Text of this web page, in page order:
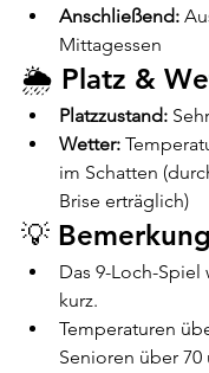
Anschließend:
Mittagessen
🌦️ Platz &
Platzzustand:
Wetter:
im Schatten
Brise erträglich)
💡
Das 9-Loch-Spiel
kurz.
Temperaturen
Senioren über 70